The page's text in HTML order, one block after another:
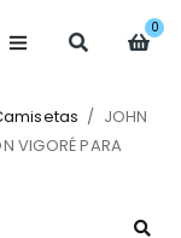
0
/ JOHN
VIGORÉ PARA